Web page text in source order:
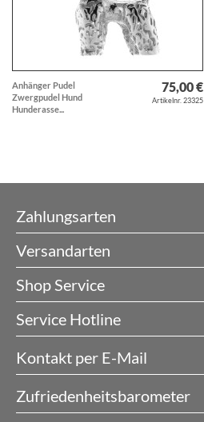
Anhänger Pudel
Zwergpudel Hund
Hunderasse...
75,00 €
Artikelnr. 23325
Zahlungsarten
Versandarten
Shop Service
Service Hotline
Kontakt per E-Mail
Zufriedenheitsbarometer